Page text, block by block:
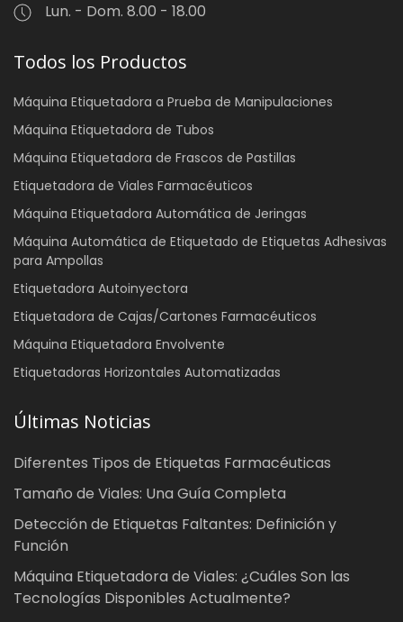
Lun. - Dom. 8.00 - 18.00
Todos los Productos
Máquina Etiquetadora a Prueba de Manipulaciones
Máquina Etiquetadora de Tubos
Máquina Etiquetadora de Frascos de Pastillas
Etiquetadora de Viales Farmacéuticos
Máquina Etiquetadora Automática de Jeringas
Máquina Automática de Etiquetado de Etiquetas Adhesivas
para Ampollas
Etiquetadora Autoinyectora
Etiquetadora de Cajas/Cartones Farmacéuticos
Máquina Etiquetadora Envolvente
Etiquetadoras Horizontales Automatizadas
Últimas Noticias
Diferentes Tipos de Etiquetas Farmacéuticas
Tamaño de Viales: Una Guía Completa
Detección de Etiquetas Faltantes: Definición y
Función
Máquina Etiquetadora de Viales: ¿Cuáles Son las
Tecnologías Disponibles Actualmente?